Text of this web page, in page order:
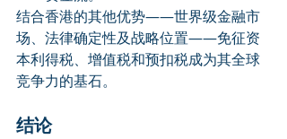
结合香港的其他优势——世界级金融市
场、法律确定性及战略位置——免征资
本利得税、增值税和预扣税成为其全球
竞争力的基石。
结论